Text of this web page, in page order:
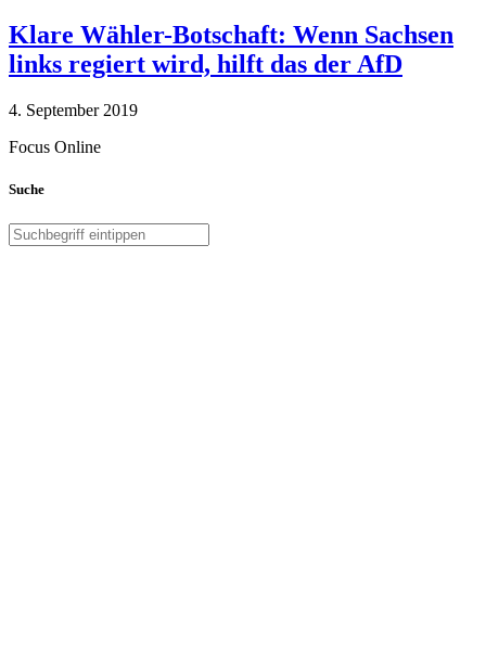
Klare Wähler-Botschaft: Wenn Sachsen
links regiert wird, hilft das der AfD
4. September 2019
Focus Online
Suche